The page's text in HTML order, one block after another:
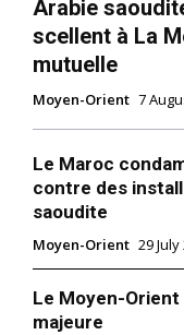
Arabie
scellent à La
mutuelle
Moyen-Orient 7
Le Maroc
contre des
saoudite
Moyen-Orient 29 July
Le Moyen-Orient
majeure